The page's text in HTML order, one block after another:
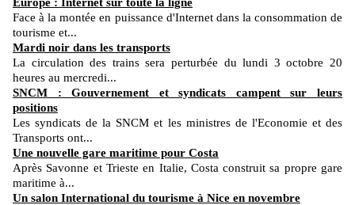
Face à la montée en puissance d'Internet dans la consommation de
tourisme et...
Mardi noir dans les transports
La circulation des trains sera perturbée du lundi 3 octobre 20
heures au mercredi...
SNCM : Gouvernement et syndicats campent sur leurs
positions
Les syndicats de la SNCM et les ministres de l'Economie et des
Transports ont...
Une nouvelle gare maritime pour Costa
Après Savonne et Trieste en Italie, Costa construit sa propre gare
maritime à...
Un salon International du tourisme à Nice en novembre